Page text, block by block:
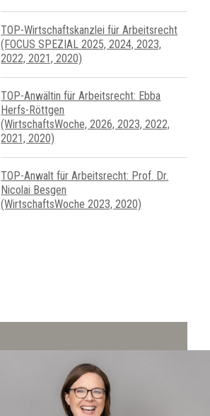
TOP-Wirtschafts­kanzlei für Arbeits­recht
(FOCUS SPEZIAL 2025, 2024, 2023,
2022, 2021, 2020)
TOP-Anwältin für Arbeitsrecht: Ebba
Herfs-Röttgen
(WirtschaftsWoche, 2026, 2023, 2022,
2021, 2020)
TOP-Anwalt für Arbeitsrecht: Prof. Dr.
Nicolai Besgen
(WirtschaftsWoche 2023, 2020)